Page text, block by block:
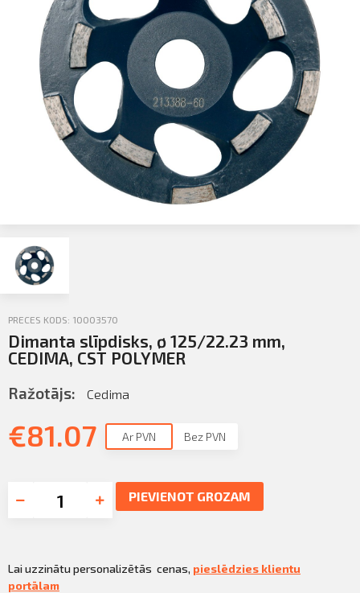
Sazināties
PIETEIKTIES
PRECES KODS: 10003570
Dimanta slīpdisks, ø 125/22.23 mm,
CEDIMA, CST POLYMER
Ražotājs: Cedima
€81.07 Ar PVN Bez PVN
PIEVIENOT GROZAM
Lai uzzinātu personalizētās cenas, pieslēdzies klientu
portālam